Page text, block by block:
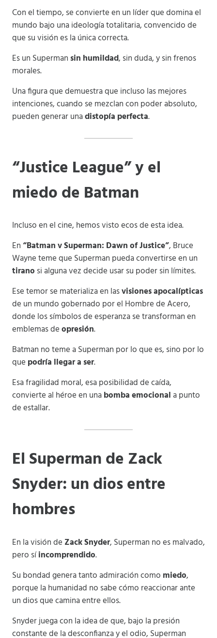
Con el tiempo, se convierte en un líder que domina el
mundo bajo una ideología totalitaria, convencido de
que su visión es la única correcta.
Es un Superman sin humildad, sin duda, y sin frenos
morales.
Una figura que demuestra que incluso las mejores
intenciones, cuando se mezclan con poder absoluto,
pueden generar unadistopía perfecta.
“Justice League” y el
miedo de Batman
Incluso en el cine, hemos visto ecos de esta idea.
En“Batman v Superman: Dawn of Justice”, Bruce
Wayne teme que Superman pueda convertirse en un
tirano si alguna vez decide usar su poder sin límites.
Ese temor se materializa en lasvisiones apocalípticas
de un mundo gobernado por el Hombre de Acero,
donde los símbolos de esperanza se transforman en
emblemas deopresión.
Batman no teme a Superman por lo que es, sino por lo
que podría llegar a ser.
Esa fragilidad moral, esa posibilidad de caída,
convierte al héroe en unabomba emocionala punto
de estallar.
El Superman de Zack
Snyder: un dios entre
hombres
En la visión de Zack Snyder, Superman no es malvado,
pero síincomprendido.
Su bondad genera tanto admiración como miedo,
porque la humanidad no sabe cómo reaccionar ante
un dios que camina entre ellos.
Snyder juega con la idea de que, bajo la presión
constante de la desconfianza y el odio, Superman